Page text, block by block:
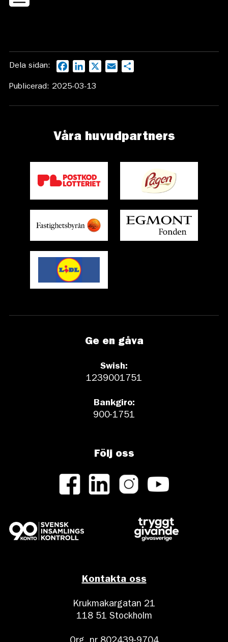
Dela sidan: FacebookLinkedIn Email
Publicerad: 2025-03-13
Våra huvudpartners
Kontakta oss
Krukmakargatan 21
118 51 Stockholm
Ge en gåva
Swish:
1239001751
Bankgiro:
900-1751
Följ oss